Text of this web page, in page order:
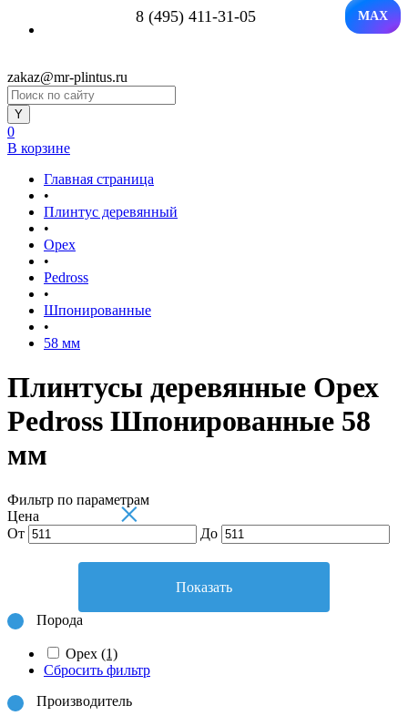
8 (495) 411-31-05 MAX
zakaz@mr-plintus.ru
0
В корзине
Главная страница
•
Плинтус деревянный
•
Орех
•
Pedross
•
Шпонированные
•
58 мм
Плинтусы деревянные Орех
Pedross Шпонированные 58
мм
Фильтр по параметрам
×
Цена
От
До
Показать
Порода
Орех (1)
Сбросить фильтр
Производитель